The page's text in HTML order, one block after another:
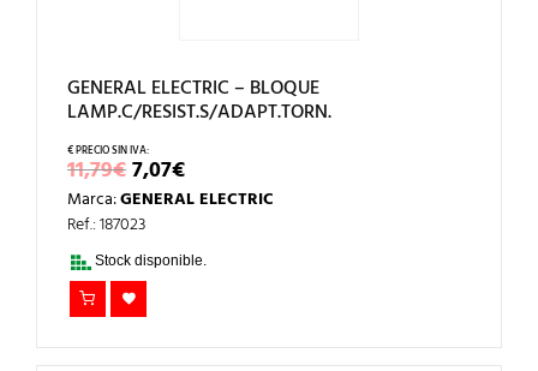
GENERAL ELECTRIC – BLOQUE
LAMP.C/RESIST.S/ADAPT.TORN.
11,79€EL
PRECIO
ORIGINAL
ERA:
11,79€.
7,07€EL
PRECIO
ACTUAL
7,07€.
Marca:GENERAL ELECTRIC
Ref.: 187023
Stock disponible.